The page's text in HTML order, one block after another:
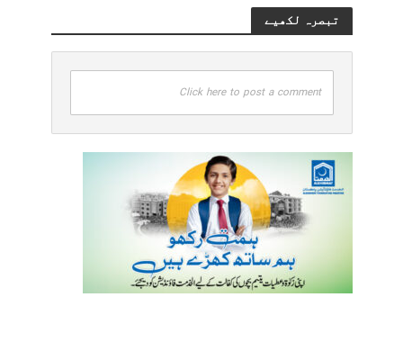
تبصرہ لکھیے
Click here to post a comment